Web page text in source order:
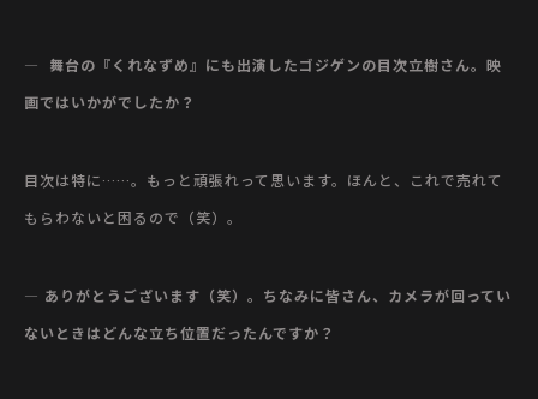
— 舞台の『くれなずめ』にも出演したゴジゲンの目次立樹さん。映
画ではいかがでしたか？
目次は特に……。もっと頑張れって思います。ほんと、これで売れて
もらわないと困るので（笑）。
— ありがとうございます（笑）。ちなみに皆さん、カメラが回ってい
ないときはどんな立ち位置だったんですか？